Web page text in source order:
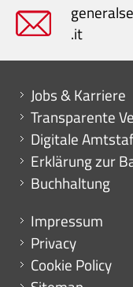
.it
Mini menu di servizio
Jobs & Karriere
Transparente
Digitale
Erklärung zur
Buchhaltung
Menu footer
Impressum
Privacy
Cookie Policy